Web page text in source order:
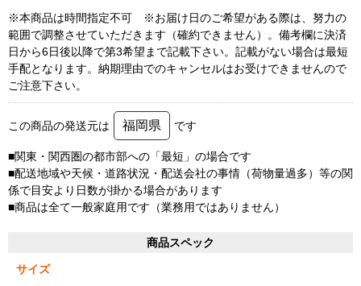
※本商品は時間指定不可 ※お届け日のご希望がある際は、努力の
範囲で調整させていただきます（確約できません）。備考欄に決済
日から6日後以降で第3希望まで記載下さい。記載がない場合は最短
手配となります。納期理由でのキャンセルはお受けできませんので
ご注意下さい。
この商品の発送元は 福岡県 です
■関東・関西圏の都市部への「最短」の場合です
■配送地域や天候・道路状況・配送会社の事情（荷物量過多）等の関
係で目安より日数が掛かる場合があります
■商品は全て一般家庭用です（業務用ではありません）
商品スペック
サイズ